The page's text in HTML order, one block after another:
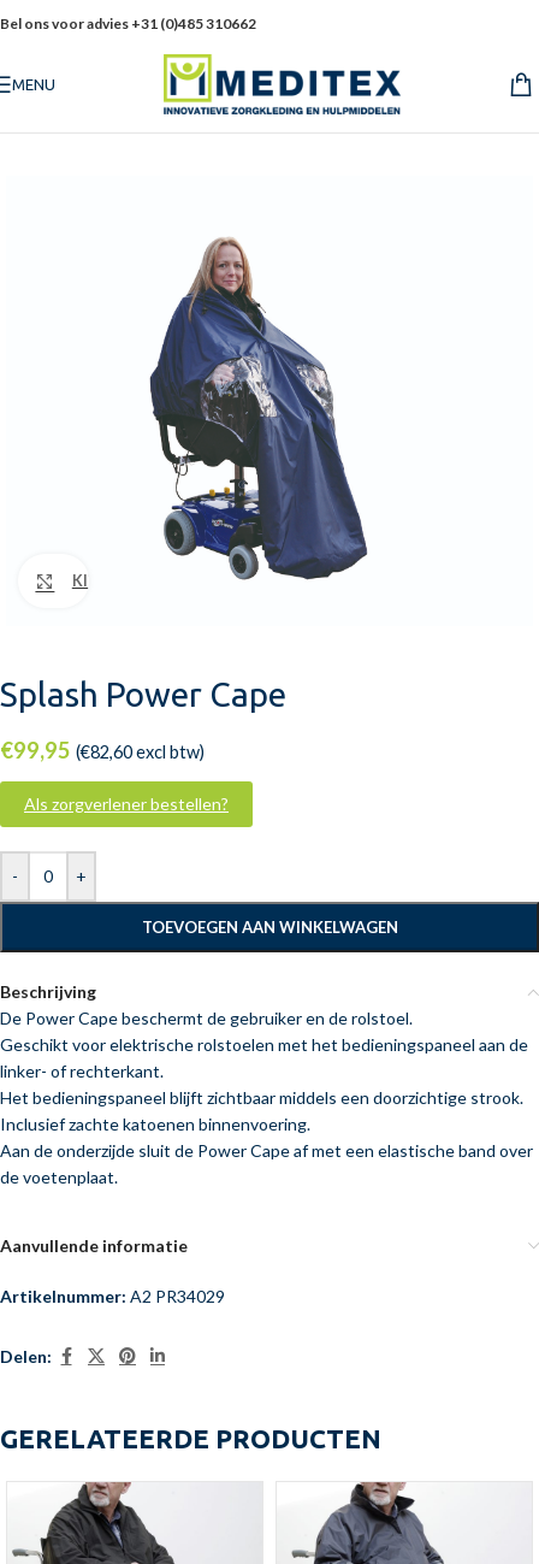
Bel ons voor advies +31 (0)485 310662
MENU
Klik om te vergroten
Splash Power Cape
€99,95 (€82,60excl btw)
- +
TOEVOEGEN AAN WINKELWAGEN
Als zorgverlener bestellen?
Beschrijving
De Power Cape beschermt de gebruiker en de rolstoel.
Geschikt voor elektrische rolstoelen met het bedieningspaneel aan de
linker- of rechterkant.
Het bedieningspaneel blijft zichtbaar middels een doorzichtige strook.
Inclusief zachte katoenen binnenvoering.
Aan de onderzijde sluit de Power Cape af met een elastische band over
de voetenplaat.
Aanvullende informatie
Artikelnummer: A2 PR34029
Delen:
GERELATEERDE PRODUCTEN